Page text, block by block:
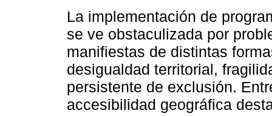
La implementación de
se ve obstaculizada por
manifiestas de distintas
desigualdad territorial,
persistente de exclusión.
accesibilidad geográfica